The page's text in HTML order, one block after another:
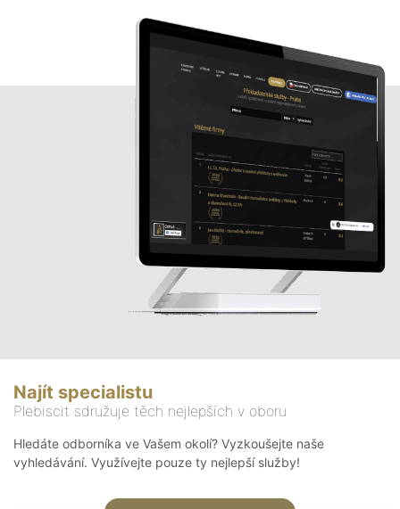
Najít specialistu
Plebiscit sdružuje těch nejlepších v oboru
Hledáte odborníka ve Vašem okolí? Vyzkoušejte naše
vyhledávání. Využívejte pouze ty nejlepší služby!